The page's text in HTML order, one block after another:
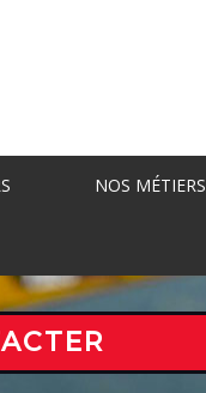
NOS MÉTIERS